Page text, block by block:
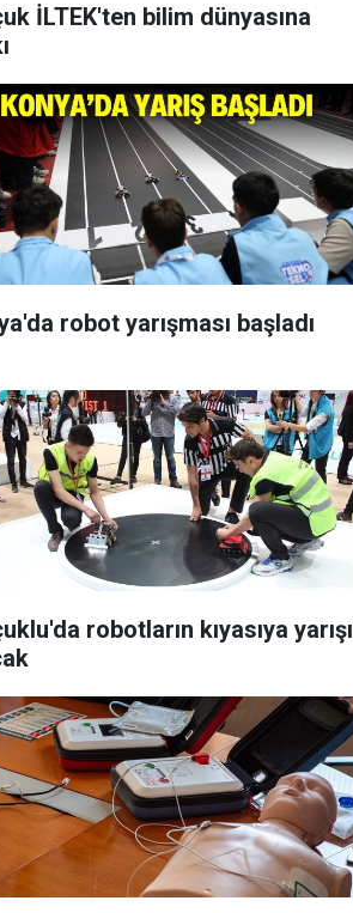
İLTEK'ten bilim dünyasına
robot yarışması başladı
robotların kıyasıya yarışı